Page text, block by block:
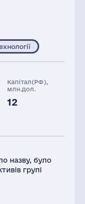
Капітал(РФ),
млн.дол.
12
назву, було
групі